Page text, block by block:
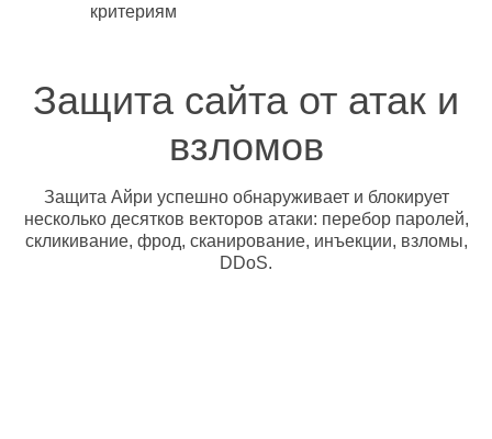
критериям
Защита сайта от атак и
взломов
Защита Айри успешно обнаруживает и блокирует
несколько десятков векторов атаки: перебор паролей,
скликивание, фрод, сканирование, инъекции, взломы,
DDoS.